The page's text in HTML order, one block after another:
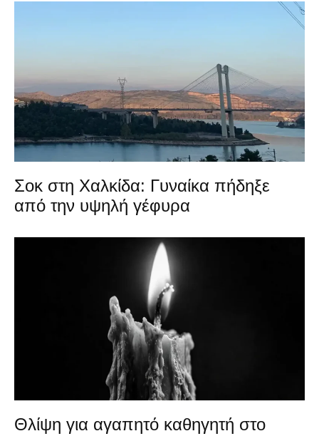
Σοκ στη Χαλκίδα: Γυναίκα πήδηξε
από την υψηλή γέφυρα
Θλίψη για αγαπητό καθηγητή στο